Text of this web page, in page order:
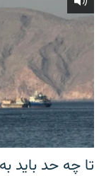
تا چه حد باید